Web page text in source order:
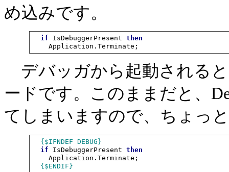
め込みです。
if IsDebuggerPresent then
Application.Terminate;
デバッガから起動される
ードです。このままだと、
てしまいますので、ちょっ
{$IFNDEF DEBUG}
if IsDebuggerPresent then
Application.Terminate;
{$ENDIF}